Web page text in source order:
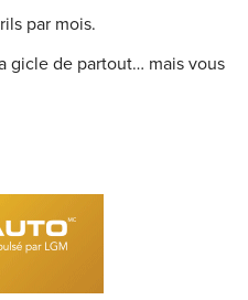
par mois.
gicle de partout… mais vous